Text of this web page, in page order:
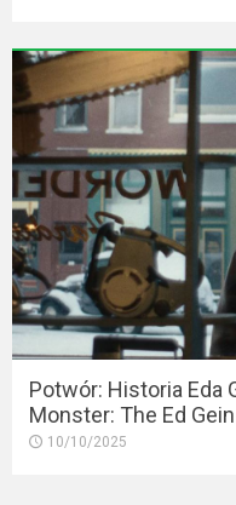
Potwór: Historia Eda
Monster: The Ed
10/10/2025